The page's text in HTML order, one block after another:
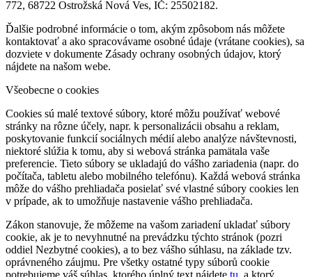
772, 68722 Ostrožská Nová Ves, IČ: 25502182.
Ďalšie podrobné informácie o tom, akým zpôsobom nás môžete
kontaktovať a ako spracovávame osobné údaje (vrátane cookies), sa
dozviete v dokumente Zásady ochrany osobných údajov, ktorý
nájdete na našom webe.
Všeobecne o cookies
Cookies sú malé textové súbory, ktoré môžu používať webové
stránky na rôzne účely, napr. k personalizácii obsahu a reklam,
poskytovanie funkcií sociálnych médií alebo analýze návštevnosti,
niektoré slúžia k tomu, aby si webová stránka pamätala vaše
preferencie. Tieto súbory se ukladajú do vášho zariadenia (napr. do
počítača, tabletu alebo mobilného telefónu). Každá webová stránka
môže do vášho prehliadača posielať své vlastné súbory cookies len
v prípade, ak to umožňuje nastavenie vášho prehliadača.
Zákon stanovuje, že môžeme na vašom zariadení ukladať súbory
cookie, ak je to nevyhnutné na prevádzku týchto stránok (pozri
oddiel Nezbytné cookies), a to bez vášho súhlasu, na základe tzv.
oprávneného záujmu. Pre všetky ostatné typy súborů cookie
potrebujeme váš súhlas, ktorého úplný text nájdete tu, a ktorý